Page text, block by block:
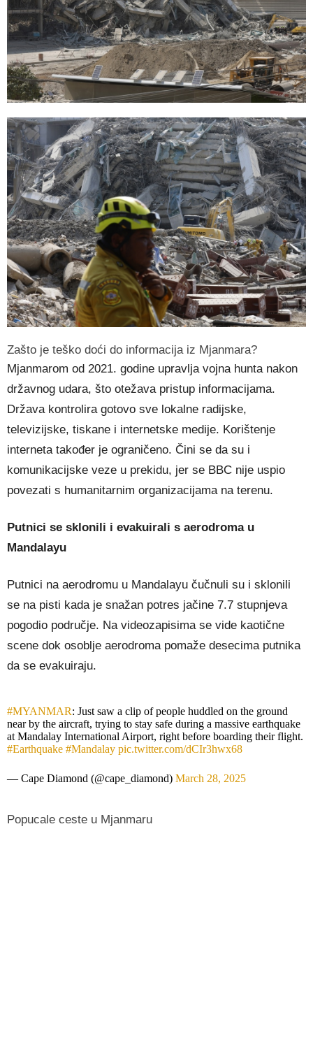
Zašto je teško doći do informacija iz Mjanmara?
Mjanmarom od 2021. godine upravlja vojna hunta nakon
državnog udara, što otežava pristup informacijama.
Država kontrolira gotovo sve lokalne radijske,
televizijske, tiskane i internetske medije. Korištenje
interneta također je ograničeno. Čini se da su i
komunikacijske veze u prekidu, jer se BBC nije uspio
povezati s humanitarnim organizacijama na terenu.
Putnici se sklonili i evakuirali s aerodroma u
Mandalayu
Putnici na aerodromu u Mandalayu čučnuli su i sklonili
se na pisti kada je snažan potres jačine 7.7 stupnjeva
pogodio područje. Na videozapisima se vide kaotične
scene dok osoblje aerodroma pomaže desecima putnika
da se evakuiraju.
#MYANMAR: Just saw a clip of people huddled on the ground
near by the aircraft, trying to stay safe during a massive earthquake
at Mandalay International Airport, right before boarding their flight.
#Earthquake #Mandalay pic.twitter.com/dCIr3hwx68
— Cape Diamond (@cape_diamond) March 28, 2025
Popucale ceste u Mjanmaru